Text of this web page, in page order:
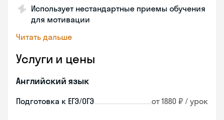
Использует нестандартные приемы обучения
для мотивации
Читать дальше
Услуги и цены
Английский язык
Подготовка к ЕГЭ/ОГЭ от 1880 ₽ / урок